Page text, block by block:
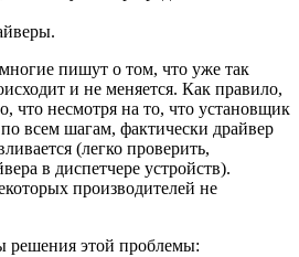
пишут о том, что уже так
и не меняется. Как правило,
что несмотря на то, что установщик
всем шагам, фактически драйвер
(легко проверить,
в диспетчере устройств).
производителей не
решения этой проблемы: